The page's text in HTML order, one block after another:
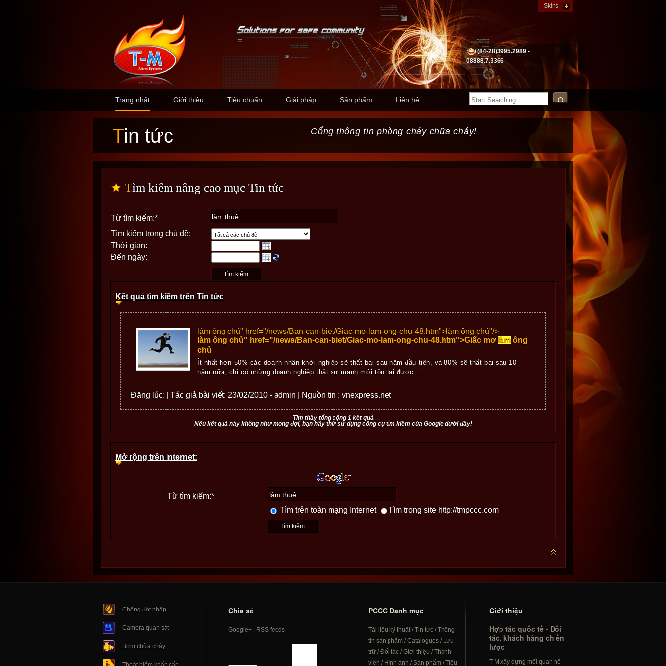
Skins
+(84-28)3995.2989 -
08888.7.3366
Trang nhất Giới thiệu Tiêu chuẩn Giải pháp Sản phẩm Liên hệ
Tin tức Cổng thông tin phòng cháy chữa cháy!
Tìm kiếm nâng cao mục Tin tức
Từ tìm kiếm:*
Tìm kiếm trong chủ đề:
Thời gian:
Đến ngày:
Kết quả tìm kiếm trên Tin tức
làm ông chủ" href="/news/Ban-can-biet/Giac-mo-lam-ong-chu-48.htm"> làm ông chủ"/>
làm ông chủ" href="/news/Ban-can-biet/Giac-mo-lam-ong-chu-48.htm">Giấc mơ làm ông
chủ
Ít nhất hơn 50% các doanh nhân khởi nghiệp sẽ thất bại sau năm đầu tiên, và 80% sẽ thất bại sau 10
năm nữa, chỉ có những doanh nghiệp thật sự mạnh mới tồn tại được....
Đăng lúc: | Tác giả bài viết: 23/02/2010 - admin | Nguồn tin : vnexpress.net
Tìm thấy tổng cộng 1 kết quả
Nếu kết quả này không như mong đợi, bạn hãy thử sử dụng công cụ tìm kiếm của Google dưới đây!
Mở rộng trên Internet:
Từ tìm kiếm:*
Tìm trên toàn mạng Internet
Tìm trong site http://tmpccc.com
Chống đột nhập
Camera quan sát
Bơm chữa cháy
Thoát hiểm khẩn cấp
Chia sẻ
Google+| RSS feeds
PCCC Danh mục
Tài liệu kỹ thuật/Tin tức/Thông
tin sản phẩm/Catalogues/ Lưu
trữ/Đối tác/Giới thiệu /Thành
viên / Hình ảnh /Sản phẩm/Tiêu
Giới thiệu
Hợp tác quốc tế - Đối
tác, khách hàng chiến
lược
T-M xây dựng mối quan hệ